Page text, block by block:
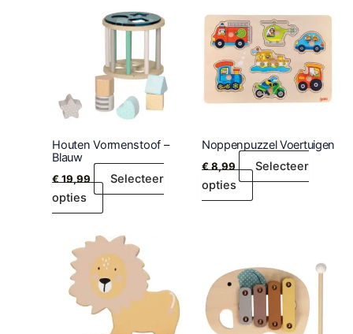
Houten Vormenstoof –
Blauw
€19,99
Selecteer
opties
Noppenpuzzel Voertuigen
€8,99
Selecteer
opties